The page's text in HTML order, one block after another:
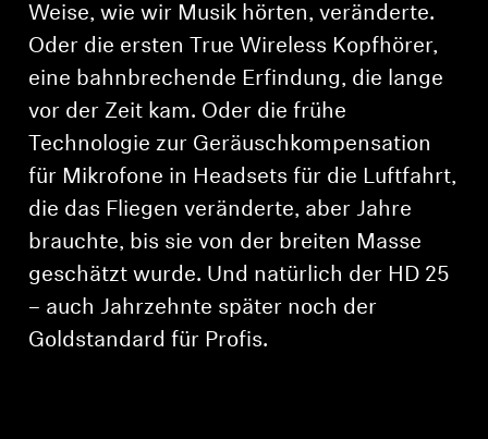
Weise, wie wir Musik hörten, veränderte.
Oder die ersten True Wireless Kopfhörer,
eine bahnbrechende Erfindung, die lange
vor der Zeit kam. Oder die frühe
Technologie zur Geräuschkompensation
für Mikrofone in Headsets für die Luftfahrt,
die das Fliegen veränderte, aber Jahre
brauchte, bis sie von der breiten Masse
geschätzt wurde. Und natürlich der HD 25
– auch Jahrzehnte später noch der
Goldstandard für Profis.